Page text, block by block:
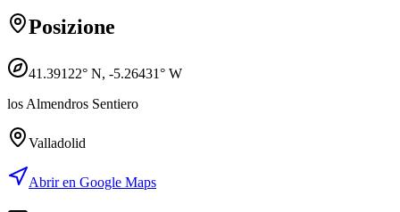
Posizione
41.39122° N, -5.26431° W
los Almendros Sentiero
Valladolid
Abrir en Google Maps